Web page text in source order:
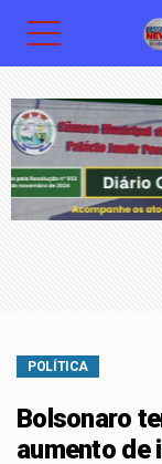
POLÍTICA
Bolsonaro
aumento de